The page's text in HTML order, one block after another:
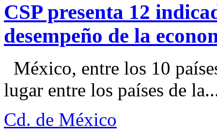
CSP presenta 12
desempeño de la
México, entre los 10
lugar entre los países de
Cd. de México